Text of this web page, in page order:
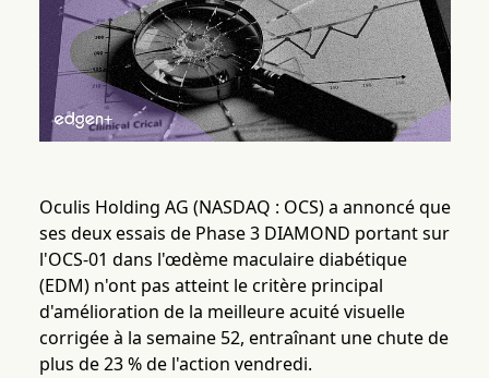
Oculis Holding AG (NASDAQ : OCS) a annoncé que
ses deux essais de Phase 3 DIAMOND portant sur
l'OCS-01 dans l'œdème maculaire diabétique
(EDM) n'ont pas atteint le critère principal
d'amélioration de la meilleure acuité visuelle
corrigée à la semaine 52, entraînant une chute de
plus de 23 % de l'action vendredi.